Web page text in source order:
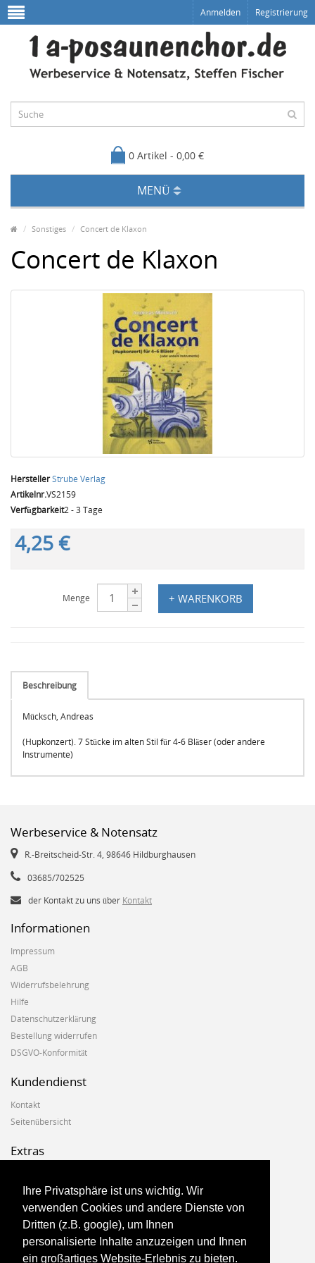
Ihre Privatsphäre ist uns wichtig. Wir
verwenden Cookies und andere Dienste von
Dritten (z.B. google), um Ihnen
personalisierte Inhalte anzuzeigen und Ihnen
ein großartiges Website-Erlebnis zu bieten.
Anmelden Registrierung
0 Artikel - 0,00 €
MENÜ
Sonstiges Concert de Klaxon
Concert de Klaxon
HerstellerStrube Verlag
Artikelnr.VS2159
Verfügbarkeit2 - 3 Tage
4,25 €
Menge + WARENKORB
Beschreibung
Mücksch, Andreas
(Hupkonzert). 7 Stücke im alten Stil für 4-6 Bläser (oder andere
Instrumente)
Werbeservice & Notensatz
R.-Breitscheid-Str. 4, 98646 Hildburghausen
03685/702525
der Kontakt zu uns über Kontakt
Informationen
Impressum
AGB
Widerrufsbelehrung
Hilfe
Datenschutzerklärung
Bestellung widerrufen
DSGVO-Konformität
Kundendienst
Kontakt
Seitenübersicht
Extras
Geschenkgutscheine
Angebote
Konto
Konto